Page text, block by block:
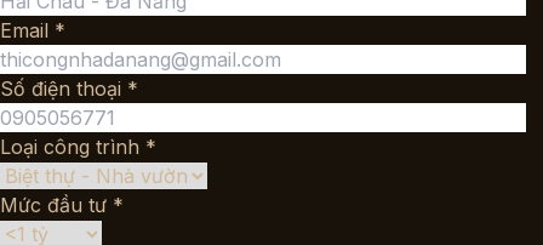
Email *
Số điện thoại *
Loại công trình *
Mức đầu tư *